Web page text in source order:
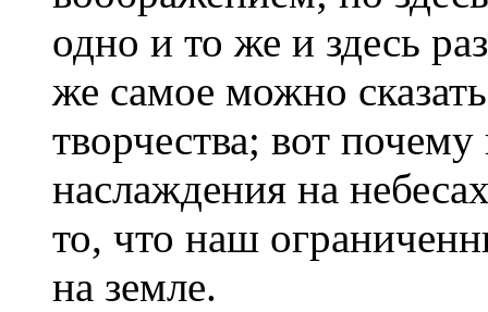
одно и то же и здесь
же самое можно
творчества; вот
наслаждения на
то, что наш
на земле.